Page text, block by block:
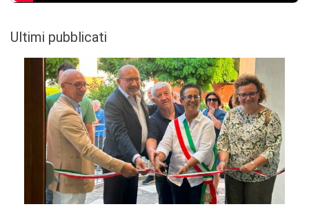
Ultimi pubblicati